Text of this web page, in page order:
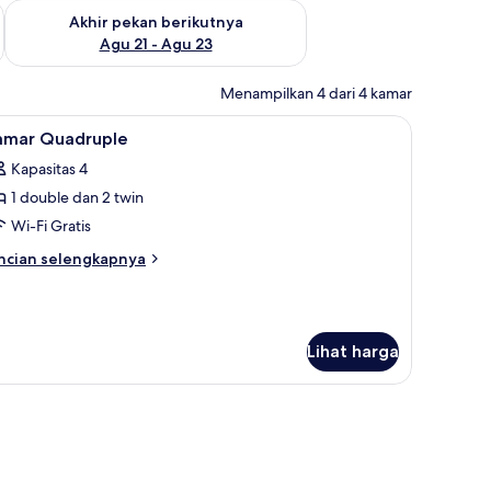
Agu 14 - Agu 16
Akhir pekan berikutnya
Agu 21 - Agu 23
Periksa ketersediaan untuk akhir pekan berikutnya Agu 21 -
Menampilkan 4 dari 4 kamar
10 Quadruple
Kapasitas 4
1 double dan 2 twin
Wi-Fi Gratis
selengkapnya
Lihat harga